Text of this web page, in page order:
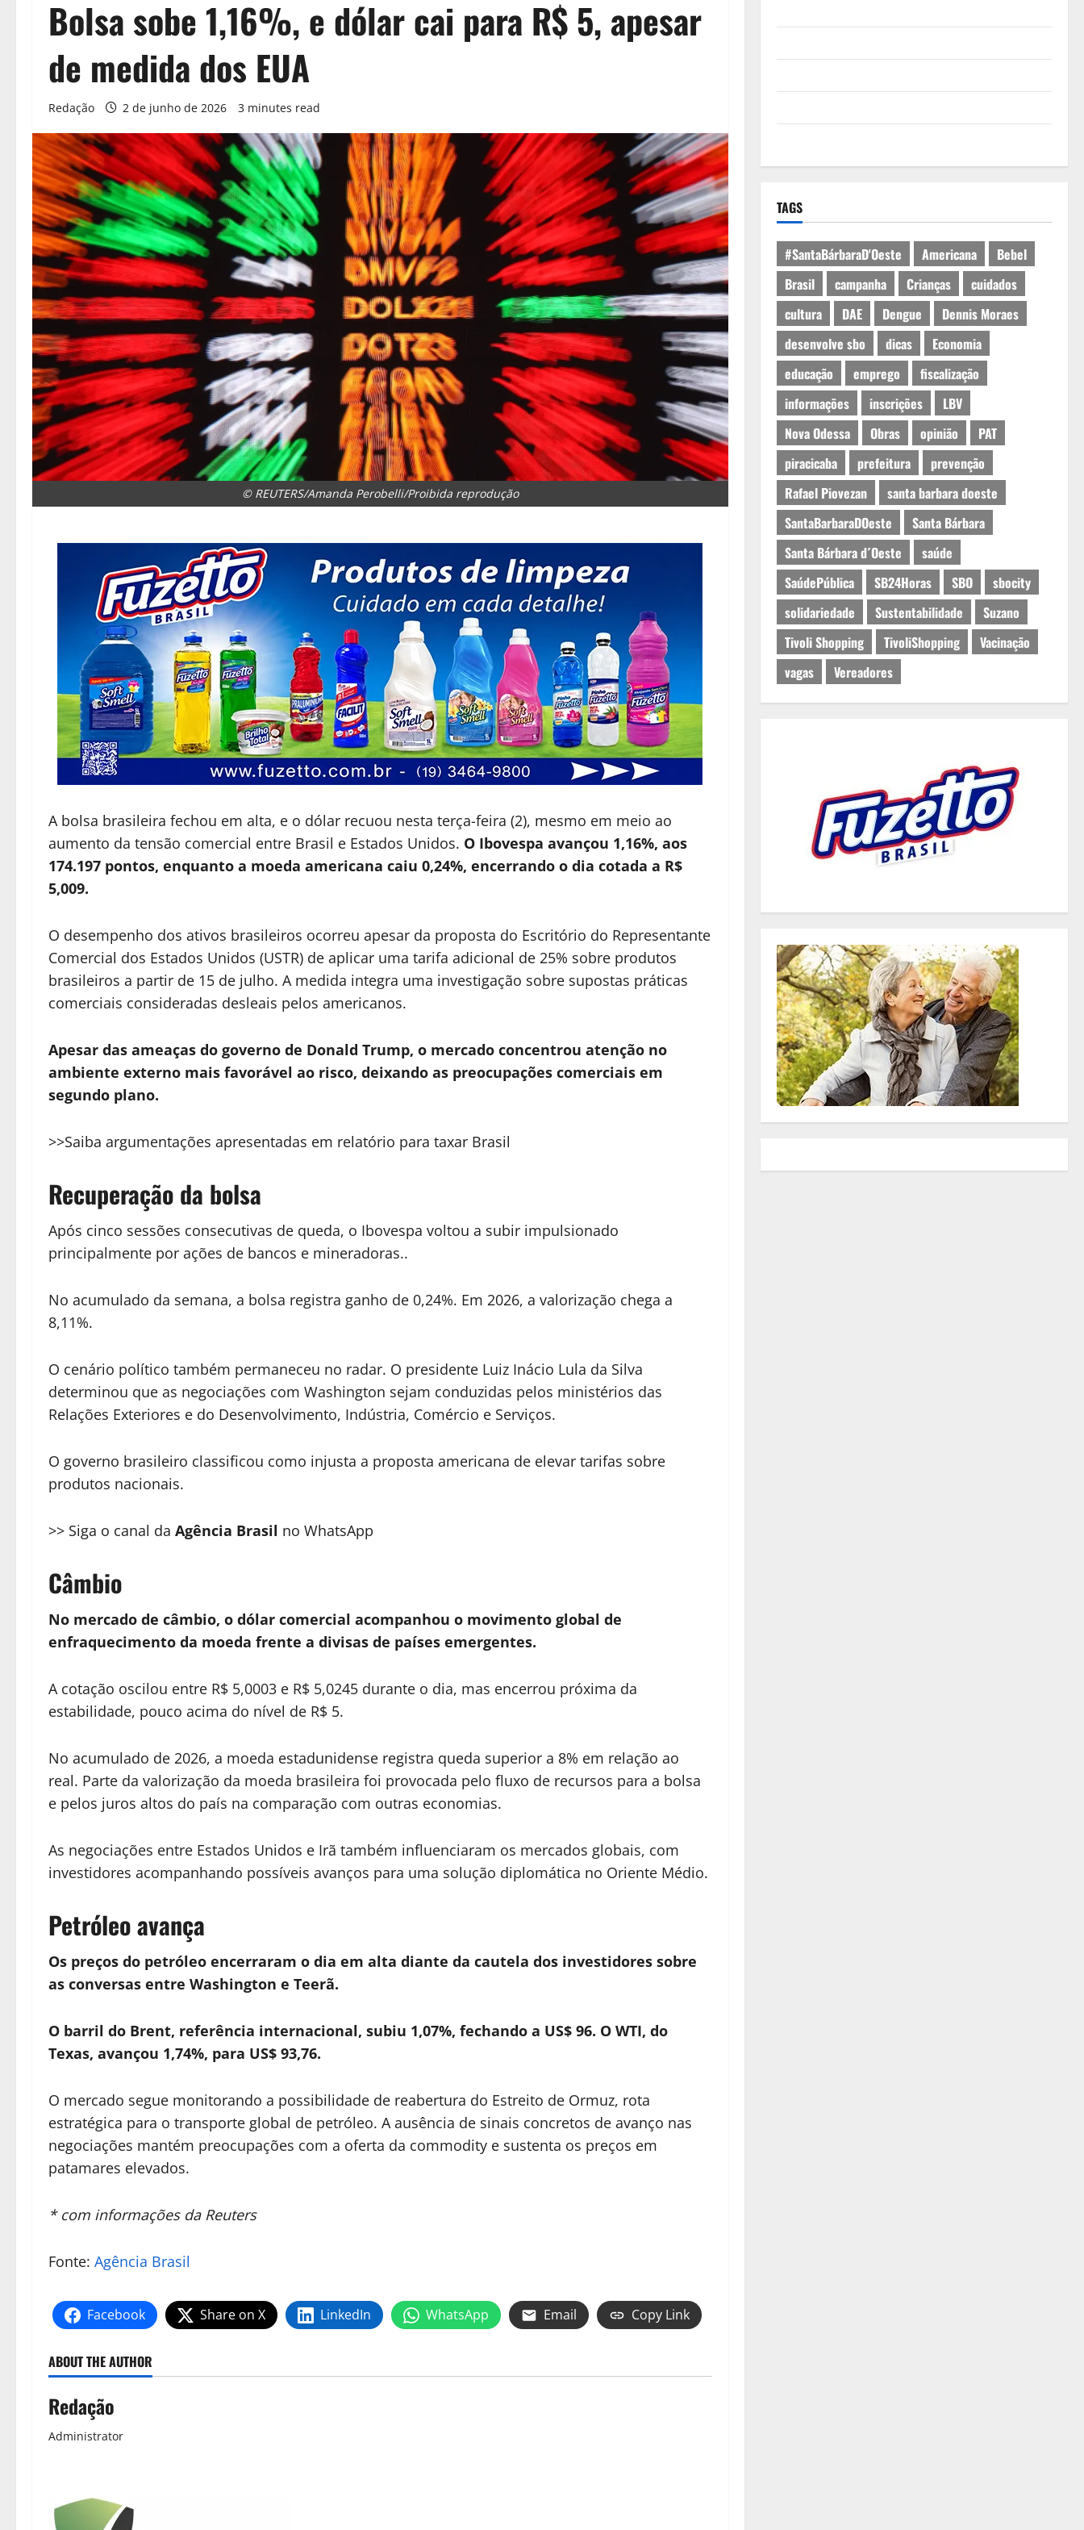
Bolsa sobe 1,16%, e dólar cai para R$ 5, apesar
de medida dos EUA
Redação 2 de junho de 2026 3 minutes read
© REUTERS/Amanda Perobelli/Proibida reprodução
A bolsa brasileira fechou em alta, e o dólar recuou nesta terça-feira (2), mesmo em meio ao
aumento da tensão comercial entre Brasil e Estados Unidos. O Ibovespa avançou 1,16%, aos
174.197 pontos, enquanto a moeda americana caiu 0,24%, encerrando o dia cotada a R$
5,009.
O desempenho dos ativos brasileiros ocorreu apesar da proposta do Escritório do Representante
Comercial dos Estados Unidos (USTR) de aplicar uma tarifa adicional de 25% sobre produtos
brasileiros a partir de 15 de julho. A medida integra uma investigação sobre supostas práticas
comerciais consideradas desleais pelos americanos.
Apesar das ameaças do governo de Donald Trump, o mercado concentrou atenção no
ambiente externo mais favorável ao risco, deixando as preocupações comerciais em
segundo plano.
>>Saiba argumentações apresentadas em relatório para taxar Brasil
Recuperação da bolsa
Após cinco sessões consecutivas de queda, o Ibovespa voltou a subir impulsionado
principalmente por ações de bancos e mineradoras..
No acumulado da semana, a bolsa registra ganho de 0,24%. Em 2026, a valorização chega a
8,11%.
O cenário político também permaneceu no radar. O presidente Luiz Inácio Lula da Silva
determinou que as negociações com Washington sejam conduzidas pelos ministérios das
Relações Exteriores e do Desenvolvimento, Indústria, Comércio e Serviços.
O governo brasileiro classificou como injusta a proposta americana de elevar tarifas sobre
produtos nacionais.
>> Siga o canal da Agência Brasil no WhatsApp
Câmbio
No mercado de câmbio, o dólar comercial acompanhou o movimento global de
enfraquecimento da moeda frente a divisas de países emergentes.
A cotação oscilou entre R$ 5,0003 e R$ 5,0245 durante o dia, mas encerrou próxima da
estabilidade, pouco acima do nível de R$ 5.
No acumulado de 2026, a moeda estadunidense registra queda superior a 8% em relação ao
real. Parte da valorização da moeda brasileira foi provocada pelo fluxo de recursos para a bolsa
e pelos juros altos do país na comparação com outras economias.
As negociações entre Estados Unidos e Irã também influenciaram os mercados globais, com
investidores acompanhando possíveis avanços para uma solução diplomática no Oriente Médio.
Petróleo avança
Os preços do petróleo encerraram o dia em alta diante da cautela dos investidores sobre
as conversas entre Washington e Teerã.
O barril do Brent, referência internacional, subiu 1,07%, fechando a US$ 96. O WTI, do
Texas, avançou 1,74%, para US$ 93,76.
O mercado segue monitorando a possibilidade de reabertura do Estreito de Ormuz, rota
estratégica para o transporte global de petróleo. A ausência de sinais concretos de avanço nas
negociações mantém preocupações com a oferta da commodity e sustenta os preços em
patamares elevados.
* com informações da Reuters
Fonte: Agência Brasil
Facebook Share on X LinkedIn WhatsApp Email Copy Link
ABOUT THE AUTHOR
Redação
Administrator
TAGS
#SantaBárbaraD'Oeste Americana
Bebel
Brasil
campanha Crianças
cuidados
cultura
DAE Dengue
Dennis Moraes
desenvolve sbo
dicas
Economia
educação
emprego
fiscalização
informações
inscrições
LBV
Nova Odessa
Obras opinião
PAT
piracicaba
prefeitura
prevenção
Rafael Piovezan
santa barbara doeste
SantaBarbaraDOeste
Santa Bárbara
Santa Bárbara d´Oeste
saúde
SaúdePública
SB24Horas SBO
sbocity
solidariedade
Sustentabilidade
Suzano
Tivoli Shopping
TivoliShopping
Vacinação
vagas
Vereadores